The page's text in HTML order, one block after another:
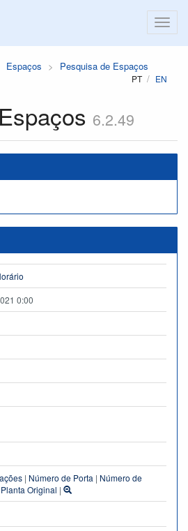
Espaços Pesquisa de Espaços
PT EN
6.2.49
0:00
| Número de Porta | Número de
Planta Original |